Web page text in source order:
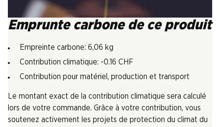
Emprunte carbone de ce produit
Empreinte carbone: 6,06 kg
Contribution climatique: -0.16 CHF
Contribution pour matériel, production et transport
Le montant exact de la contribution climatique sera calculé
lors de votre commande. Grâce à votre contribution, vous
soutenez activement les projets de protection du climat du